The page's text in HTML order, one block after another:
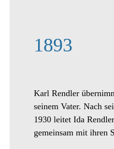
1893
Karl Rendler
seinem Vater. Nach
1930 leitet Ida
gemeinsam mit ihren